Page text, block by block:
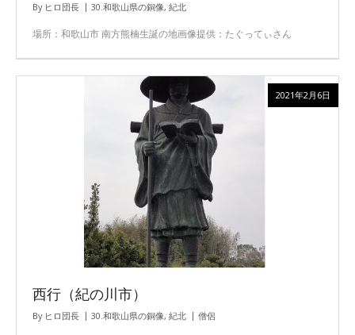
By ヒロ団長 30.和歌山県の銅像, 紀北
場所：和歌山市 南方熊楠生誕の地画像提供：たぐってぃさん
西行（紀の川市）
By ヒロ団長 30.和歌山県の銅像, 紀北 僧侶
2021年2月6日